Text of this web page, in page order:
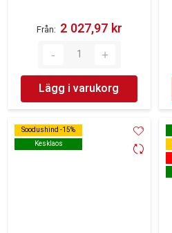
Från 2 027,97 kr‎
Lägg i varukorg
Soodushind -15%
Kesklaos
Soodushind -15%
Kesklaos